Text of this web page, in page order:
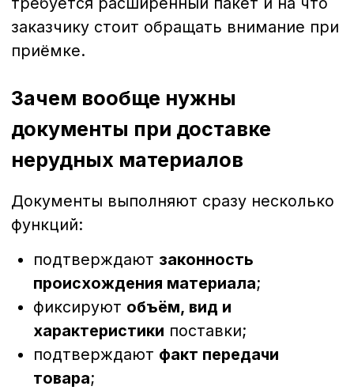
характеристикипоставки;
подтверждаютфакт передачи
товара
используются для
защищают стороны при спорных
ситуациях.
На стройке документы важны не
меньше, чем сам материал: без них
невозможно корректно закрыть этап
щебня в проекте.
Обязательные документы при
доставке нерудных материалов
Товарная накладная или
универсальный передаточный
документ (УПД)
Это основной документ,
подтверждающий факт поставки. В нём
указываются: